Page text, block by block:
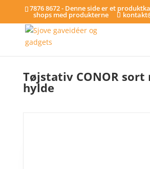
7876 8672 - Denne side er et
shops med produkterne
Tøjstativ CONOR sort
hylde